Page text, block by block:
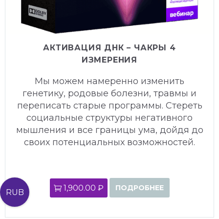
АКТИВАЦИЯ ДНК – ЧАКРЫ 4
ИЗМЕРЕНИЯ
Мы можем намеренно изменить
генетику, родовые болезни, травмы и
переписать старые программы. Стереть
социальные структуры негативного
мышления и все границы ума, дойдя до
своих потенциальных возможностей.
1,900.00 ₽ ПОДРОБНЕЕ
RUB